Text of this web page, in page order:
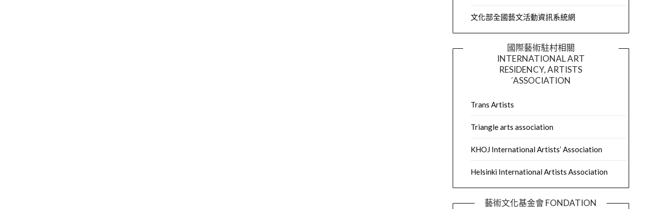
文化部全國藝文活動資訊系統網
國際藝術駐村相關
INTERNATIONAL ART
RESIDENCY, ARTISTS
´ASSOCIATION
Trans Artists
Triangle arts association
KHOJ International Artists’ Association
Helsinki International Artists Association
藝術文化基金會 FONDATION